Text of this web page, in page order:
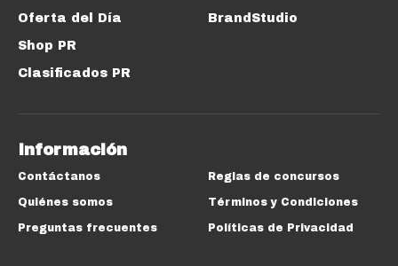
Oferta del Día
Shop PR
Clasificados PR
BrandStudio
Información
Contáctanos
Quiénes somos
Preguntas frecuentes
Reglas de concursos
Términos y Condiciones
Políticas de Privacidad